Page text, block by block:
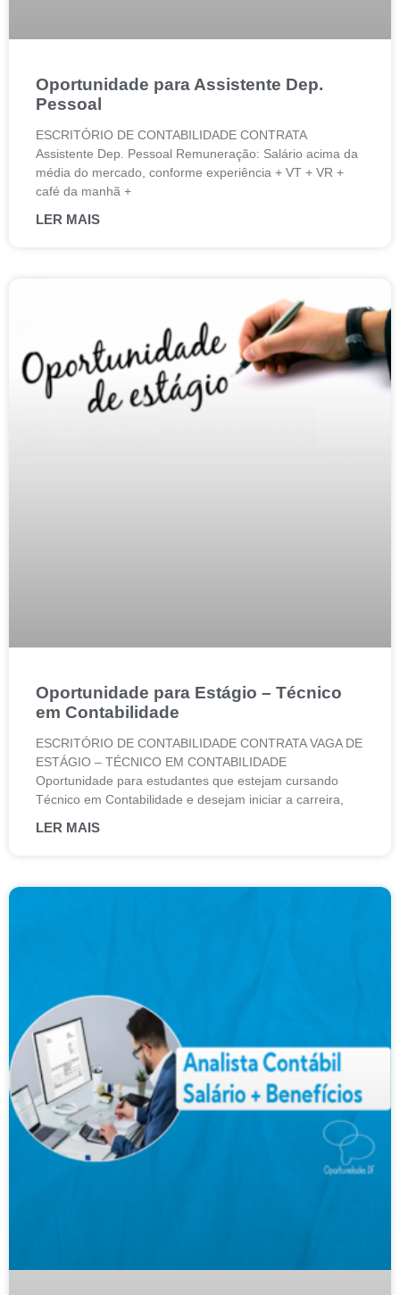
Oportunidade para Assistente Dep.
Pessoal
ESCRITÓRIO DE CONTABILIDADE CONTRATA
Assistente Dep. Pessoal Remuneração: Salário acima da
média do mercado, conforme experiência + VT + VR +
café da manhã +
LER MAIS
Oportunidade para Estágio – Técnico
em Contabilidade
ESCRITÓRIO DE CONTABILIDADE CONTRATA VAGA DE
ESTÁGIO – TÉCNICO EM CONTABILIDADE
Oportunidade para estudantes que estejam cursando
Técnico em Contabilidade e desejam iniciar a carreira,
LER MAIS